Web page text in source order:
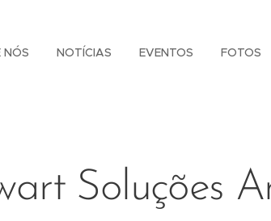
NÓS NOTÍCIAS EVENTOS FOTOS
Soluções